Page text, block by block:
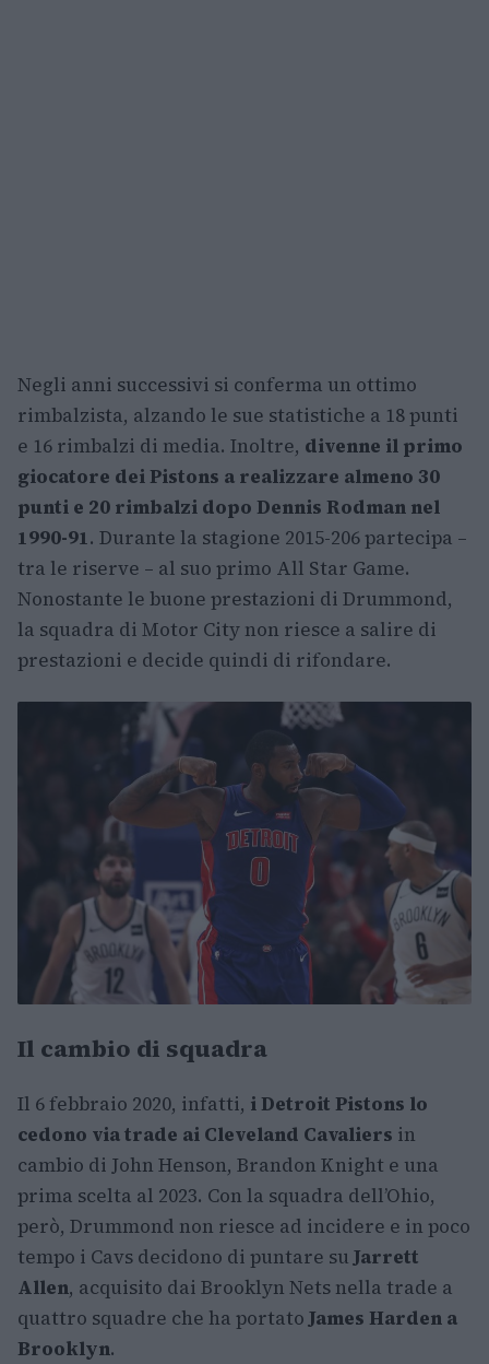
Negli anni successivi si conferma un ottimo
rimbalzista, alzando le sue statistiche a 18 punti
e 16 rimbalzi di media. Inoltre, divenne il primo
giocatore dei Pistons a realizzare almeno 30
punti e 20 rimbalzi dopo Dennis Rodman nel
1990-91. Durante la stagione 2015-206 partecipa –
tra le riserve – al suo primo All Star Game.
Nonostante le buone prestazioni di Drummond,
la squadra di Motor City non riesce a salire di
prestazioni e decide quindi di rifondare.
Il cambio di squadra
Il 6 febbraio 2020, infatti, i Detroit Pistons lo
cedono via trade ai Cleveland Cavaliers in
cambio di John Henson, Brandon Knight e una
prima scelta al 2023. Con la squadra dell’Ohio,
però, Drummond non riesce ad incidere e in poco
tempo i Cavs decidono di puntare suJarrett
Allen, acquisito dai Brooklyn Nets nella trade a
quattro squadre che ha portatoJames Harden a
Brooklyn.